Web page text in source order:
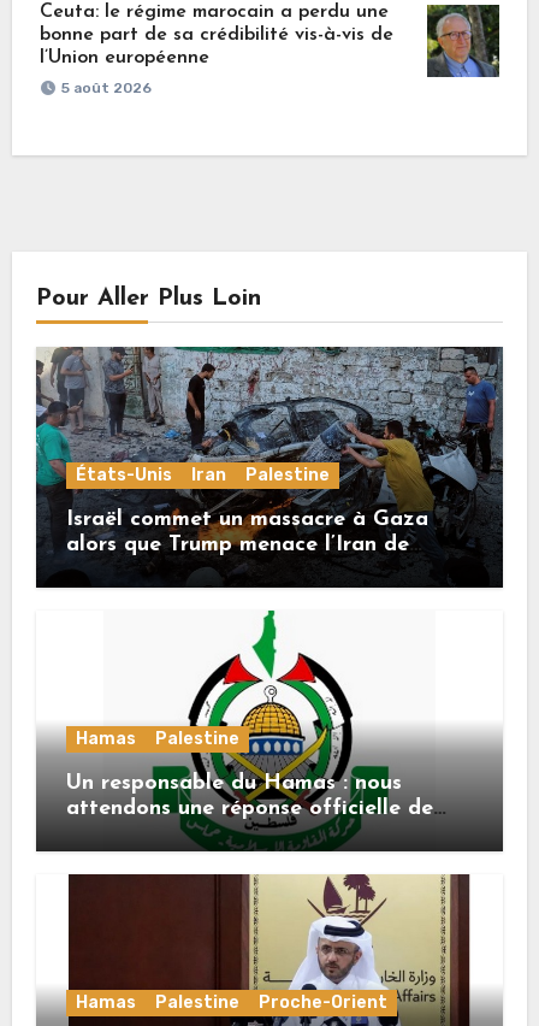
Ceuta: le régime marocain a perdu une
bonne part de sa crédibilité vis-à-vis de
l’Union européenne
5 août 2026
Pour Aller Plus Loin
États-Unis Iran Palestine
Israël commet un massacre à Gaza
alors que Trump menace l’Iran de
«décapitation»
Hamas Palestine
Un responsable du Hamas : nous
attendons une réponse officielle de
Mladenov concernant la feuille de
route de la deuxième phase de l’accord
Hamas Palestine Proche-Orient